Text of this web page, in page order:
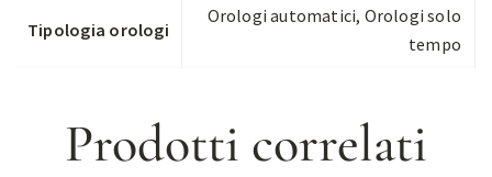
Tipologia orologi
Orologi automatici, Orologi solo
tempo
Prodotti correlati